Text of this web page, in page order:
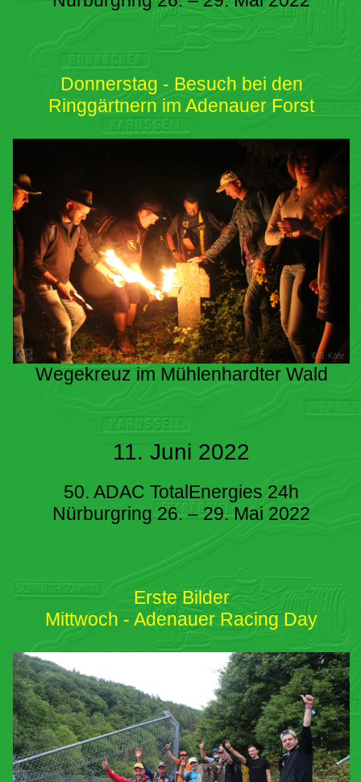
Donnerstag - Besuch bei den
Ringgärtnern im Adenauer Forst
Wegekreuz im Mühlenhardter Wald
11. Juni 2022
50. ADAC TotalEnergies 24h
Nürburgring 26. – 29. Mai 2022
Erste Bilder
Mittwoch - Adenauer Racing Day